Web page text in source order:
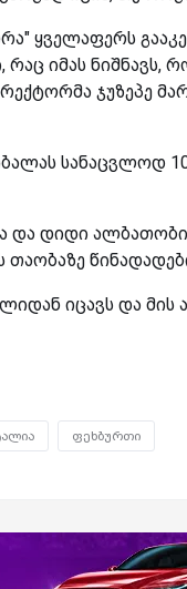
ყველაფერს
რაც იმას ნიშნავს,
ჯუზეპე
სანაცვლოდ
და დიდი
იცავს და მის
ფეხბურთი